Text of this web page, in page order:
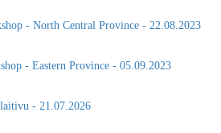
- Eastern Province - 05.09.2023
- 21.07.2026
- 22.07.2026